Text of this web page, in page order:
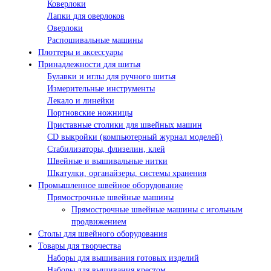
Коверлоки
Лапки для оверлоков
Оверлоки
Распошивальные машины
Плоттеры и аксессуары
Принадлежности для шитья
Булавки и иглы для ручного шитья
Измерительные инструменты
Лекало и линейки
Портновские ножницы
Приставные столики для швейных машин
СD выкройки (компьютерный журнал моделей)
Стабилизаторы, флизелин, клей
Швейные и вышивальные нитки
Шкатулки, органайзеры, системы хранения
Промышленное швейное оборудование
Прямострочные швейные машины
Прямострочные швейные машины с игольным
продвижением
Столы для швейного оборудования
Товары для творчества
Наборы для вышивания готовых изделий